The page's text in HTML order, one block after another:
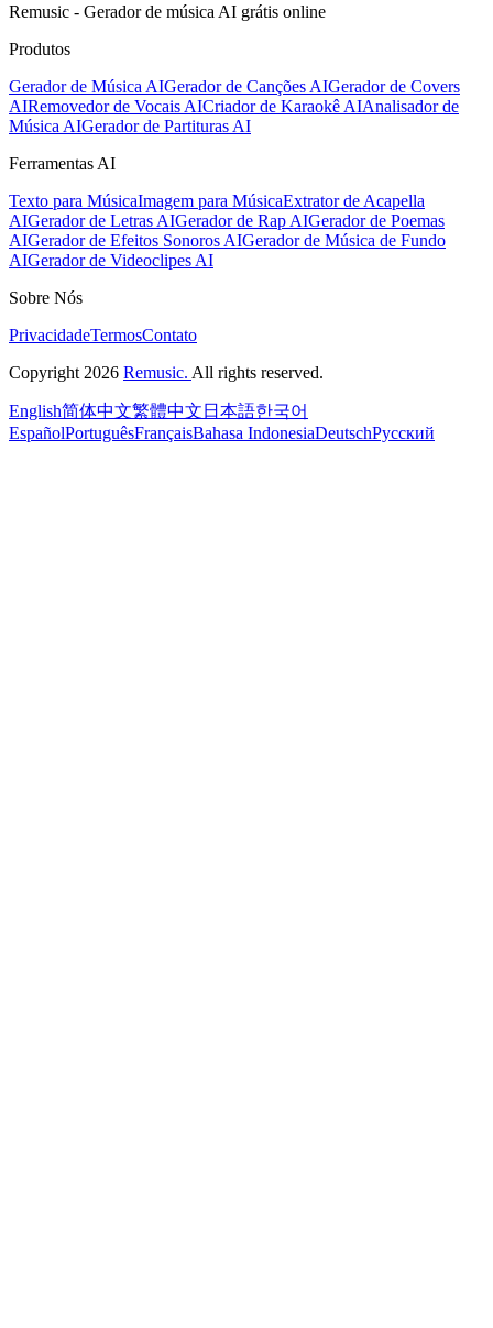
Remusic - Gerador de música AI grátis online
Produtos
Gerador de Música AIGerador de Canções AIGerador de Covers
AIRemovedor de Vocais AICriador de Karaokê AIAnalisador de
Música AIGerador de Partituras AI
Ferramentas AI
Texto para MúsicaImagem para MúsicaExtrator de Acapella
AIGerador de Letras AIGerador de Rap AIGerador de Poemas
AIGerador de Efeitos Sonoros AIGerador de Música de Fundo
AIGerador de Videoclipes AI
Sobre Nós
PrivacidadeTermosContato
Copyright 2026 Remusic. All rights reserved.
English简体中文繁體中文 日本語한국어
EspañolPortuguêsFrançaisBahasa IndonesiaDeutschРусский